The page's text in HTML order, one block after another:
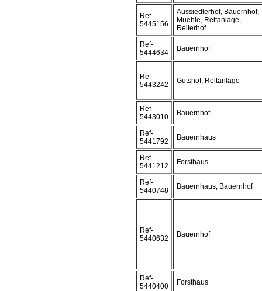
Ref-
5445156
Aussiedlerhof, Bauernhof,
Muehle, Reitanlage,
Reiterhof
Ref-
5444634
Bauernhof
Ref-
5443242
Gutshof, Reitanlage
Ref-
5443010
Bauernhof
Ref-
5441792
Bauernhaus
Ref-
5441212
Forsthaus
Ref-
5440748
Bauernhaus, Bauernhof
Ref-
5440632
Bauernhof
Ref-
5440400
Forsthaus